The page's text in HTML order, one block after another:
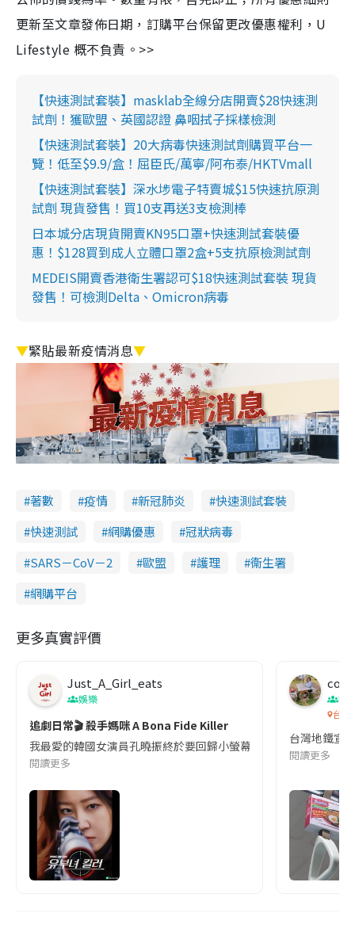
更新至文章發佈日期，訂購平台保留更改優惠權利，U
Lifestyle 概不負責。>>
【快速測試套裝】masklab全線分店開賣$28快速測
試劑！獲歐盟、英國認證 鼻咽拭子採樣檢測
【快速測試套裝】20大病毒快速測試劑購買平台一
覽！低至$9.9/盒！屈臣氏/萬寧/阿布泰/HKTVmall
【快速測試套裝】深水埗電子特賣城$15快速抗原測
試劑 現貨發售！買10支再送3支檢測棒
日本城分店現貨開賣KN95口罩+快速測試套裝優
惠！$128買到成人立體口罩2盒+5支抗原檢測試劑
MEDEIS開賣香港衛生署認可$18快速測試套裝 現貨
發售！可檢測Delta、Omicron病毒
▼緊貼最新疫情消息▼
著數 疫情 新冠肺炎
快速測試套裝
快速測試
網購優惠
冠狀病毒
SARS－CoV－2
歐盟 護理
衞生署
網購平台
更多真實評價
Just_A_Girl_eats
娛樂
追劇日常🎬 殺手媽咪 A Bona Fide Killer
我最愛的韓國女演員孔曉振終於要回歸小螢幕啦!這次的劇本改編
閱讀更多
co
吹
台灣
台灣地鐵宣
閱讀更多